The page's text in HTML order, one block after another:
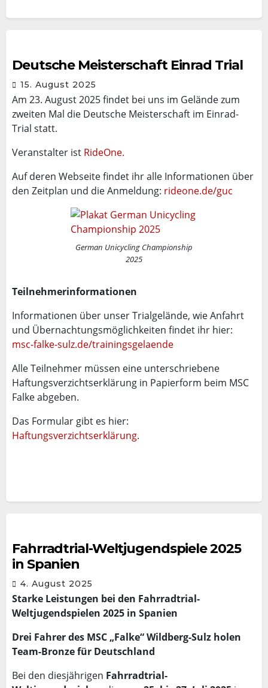
Deutsche Meisterschaft Einrad Trial
15. August 2025
Am 23. August 2025 findet bei uns im Gelände zum
zweiten Mal die Deutsche Meisterschaft im Einrad-
Trial statt.
Veranstalter ist RideOne.
Auf deren Webseite findet ihr alle Informationen über
den Zeitplan und die Anmeldung: rideone.de/guc
German Unicycling Championship
2025
Teilnehmerinformationen
Informationen über unser Trialgelände, wie Anfahrt
und Übernachtungsmöglichkeiten findet ihr hier:
msc-falke-sulz.de/trainingsgelaende
Alle Teilnehmer müssen eine unterschriebene
Haftungsverzichtserklärung in Papierform beim MSC
Falke abgeben.
Das Formular gibt es hier:
Haftungsverzichtserklärung.
Fahrradtrial-Weltjugendspiele 2025
in Spanien
4. August 2025
Starke Leistungen bei den Fahrradtrial-
Weltjugendspielen 2025 in Spanien
Drei Fahrer des MSC „Falke“ Wildberg-Sulz holen
Team-Bronze für Deutschland
Bei den diesjährigen Fahrradtrial-